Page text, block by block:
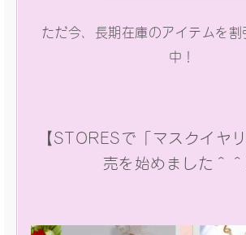
ただ今、長期在庫のアイテムを
中！
【STORESで「マスクイヤ
売を始めました＾＾